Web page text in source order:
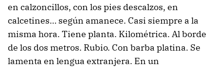
en calzoncillos, con los pies descalzos, en
calcetines… según amanece. Casi siempre a la
misma hora. Tiene planta. Kilométrica. Al borde
de los dos metros. Rubio. Con barba platina. Se
lamenta en lengua extranjera. En un